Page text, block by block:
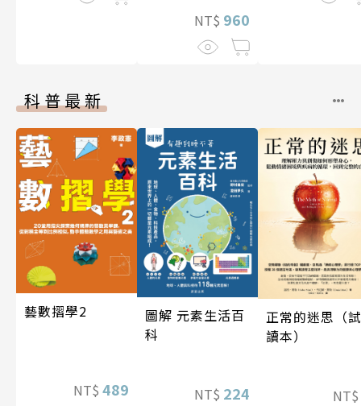
NT$ 960
科普最新
藝數摺學2
NT$ 489
圖解 元素生活百
科
NT$ 224
正常的迷思（試
讀本）
NT$